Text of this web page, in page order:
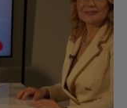
parțială a